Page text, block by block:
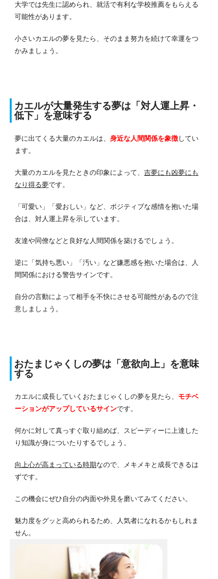
大学では先生に認められ、就活で有利な学校推薦をもらえる
可能性があります。
小さいカエルの夢を見たら、そのまま努力を続けて幸運をつ
かみましょう。
カエルが大量発生する夢は「対人運上昇・
低下」を意味する
夢に出てくる大量のカエルは、 身近な人間関係を象徴してい
ます。
大量のカエルを見たときの印象によって、 吉夢にも凶夢にも
なり得る夢です。
「可愛い」「愛おしい」など、ポジティブな感情を抱いた場
合は、対人運上昇を示しています。
友達や同僚などと良好な人間関係を築けるでしょう。
逆に「気持ち悪い」「汚い」など嫌悪感を抱いた場合は、人
間関係における警告サインです。
自分の言動によって相手を不快にさせる可能性があるので注
意しましょう。
おたまじゃくしの夢は「意欲向上」を意味
する
カエルに成長していくおたまじゃくしの夢を見たら、 モチベ
ーションがアップしているサインです。
何かに対して真っすぐ取り組めば、スピーディーに上達した
り知識が身についたりするでしょう。
向上心が高まっている時期なので、メキメキと成長できるは
ずです。
この機会にぜひ自分の内面や外見を磨いてみてください。
魅力度をグッと高められるため、人気者になれるかもしれま
せん。